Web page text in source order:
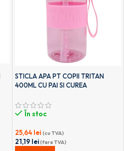
STICLA APA PT COPII TRITAN
400ML CU PAI SI CUREA
În stoc
25,64 lei (cu TVA)
21,19 lei(fara TVA)